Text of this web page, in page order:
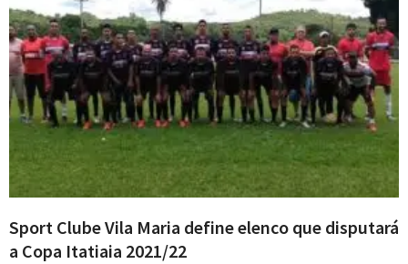
Sport Clube Vila Maria define elenco que disputará
a Copa Itatiaia 2021/22